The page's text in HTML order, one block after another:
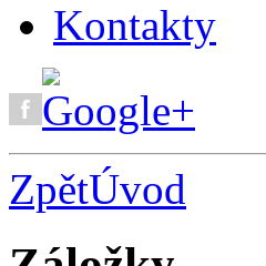
Kontakty
ZpětÚvod